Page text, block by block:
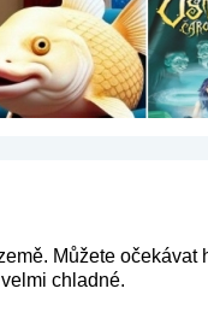
Můžete očekávat
chladné.